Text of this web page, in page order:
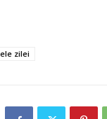
zilei